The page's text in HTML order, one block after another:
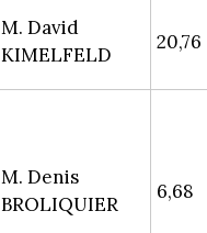
M. David
KIMELFELD
20,76
M. Denis
BROLIQUIER
6,68